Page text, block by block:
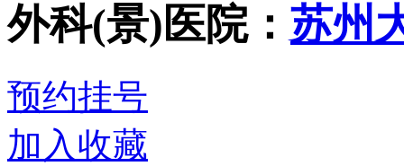
外科(景)医院： 苏州
预约挂号
加入收藏